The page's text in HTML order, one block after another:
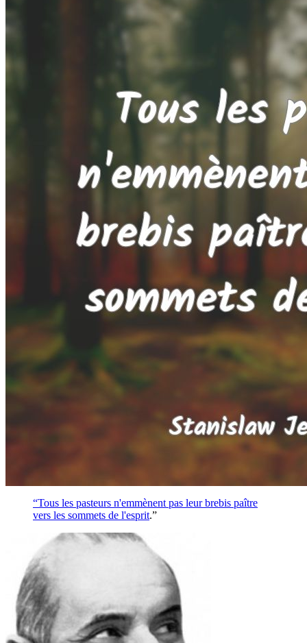
“Tous les pasteurs n'emmènent pas leur brebis paître
vers les sommets de l'esprit.”